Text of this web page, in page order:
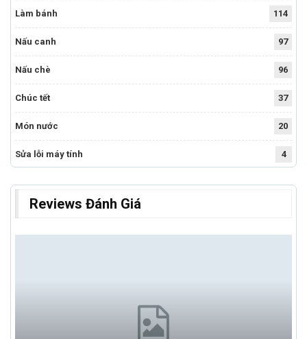
Làm bánh 114
Nấu canh 97
Nấu chè 96
Chúc tết 37
Món nước 20
Sửa lỗi máy tính 4
Reviews Đánh Giá